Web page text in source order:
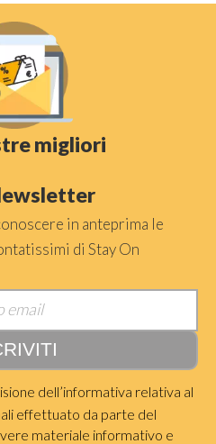
migliori
in anteprima le
di Stay On
dell’informativa relativa al
effettuato da parte del
materiale informativo e